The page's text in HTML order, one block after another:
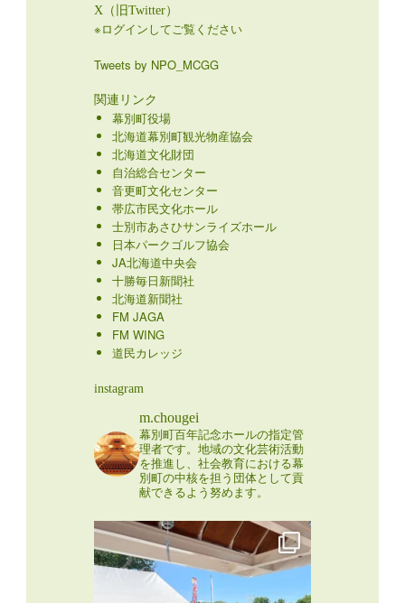
X（旧Twitter）
※ログインしてご覧ください
Tweets by NPO_MCGG
関連リンク
幕別町役場
北海道幕別町観光物産協会
北海道文化財団
自治総合センター
音更町文化センター
帯広市民文化ホール
士別市あさひサンライズホール
日本パークゴルフ協会
JA北海道中央会
十勝毎日新聞社
北海道新聞社
FM JAGA
FM WING
道民カレッジ
instagram
m.chougei
幕別町百年記念ホールの指定管
理者です。地域の文化芸術活動
を推進し、社会教育における幕
別町の中核を担う団体として貢
献できるよう努めます。